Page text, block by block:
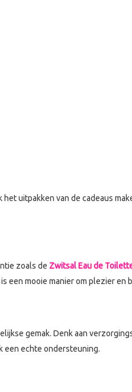
uitpakken van de cadeaus
zoals de Zwitsal Eau de
een mooie manier om plezier en
gemak. Denk aan
een echte ondersteuning.